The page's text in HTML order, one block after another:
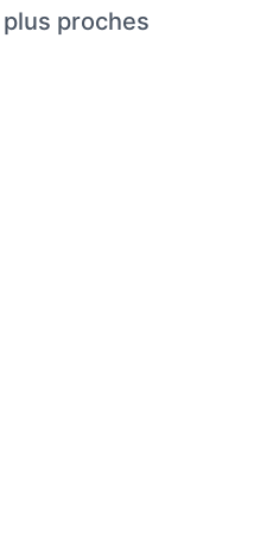
proches